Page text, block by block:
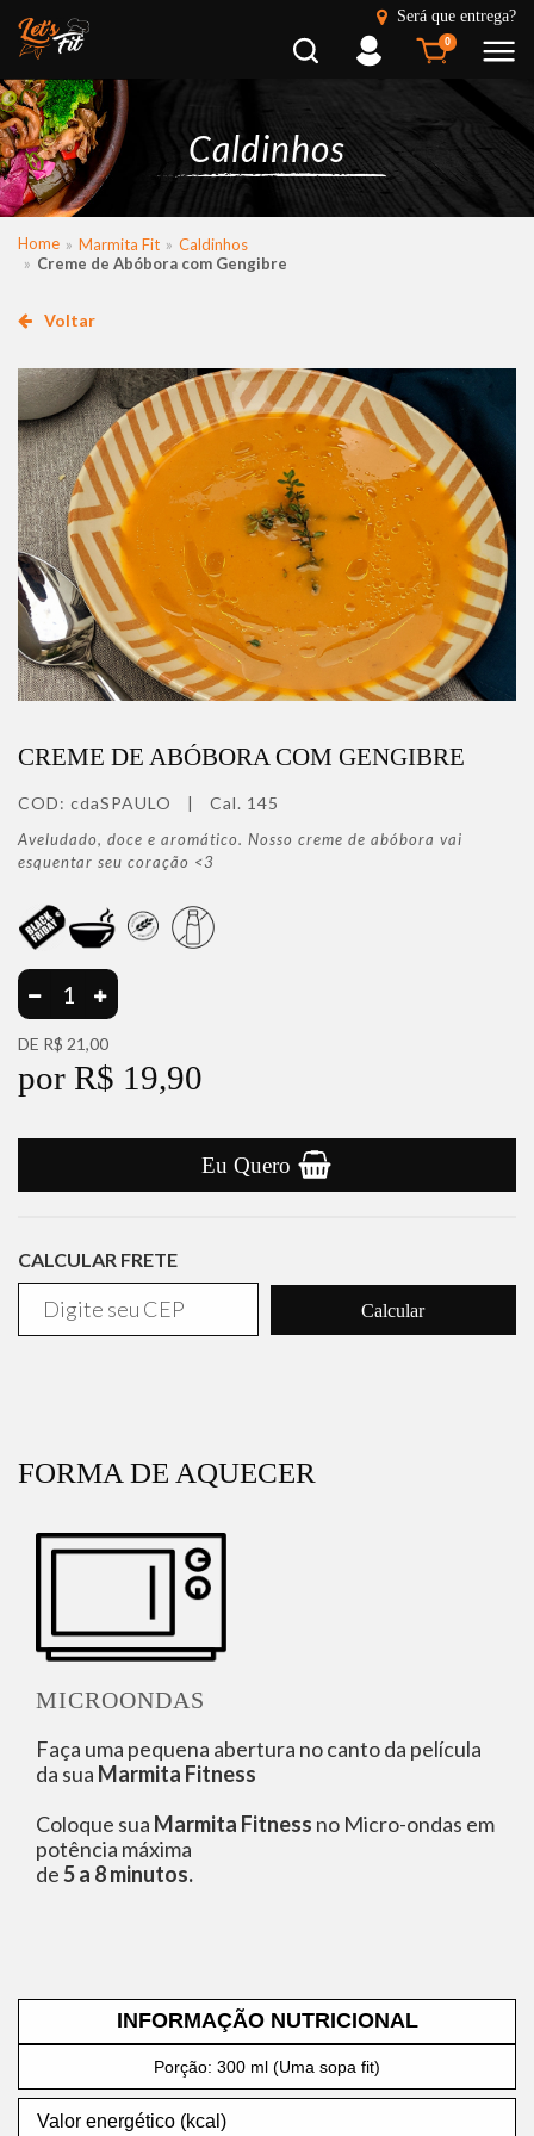
Será que entrega?
Busca Entrar 0
Caldinhos
Home Marmita Fit
Caldinhos
Creme de Abóbora com Gengibre
Voltar
CREME DE ABÓBORA COM GENGIBRE
COD: cdaSPAULO | Cal. 145
Aveludado, doce e aromático. Nosso creme de abóbora vai
esquentar seu coração <3
DE R$ 21,00
por R$ 19,90
Eu Quero
CALCULAR FRETE
Calcular
FORMA DE AQUECER
MICROONDAS
Faça uma pequena abertura no canto da película
da sua Marmita Fitness
Coloque sua Marmita Fitness no Micro-ondas em
potência máxima
de5 a 8 minutos.
INFORMAÇÃO NUTRICIONAL
Porção: 300 ml (Uma sopa fit)
Valor energético (kcal)